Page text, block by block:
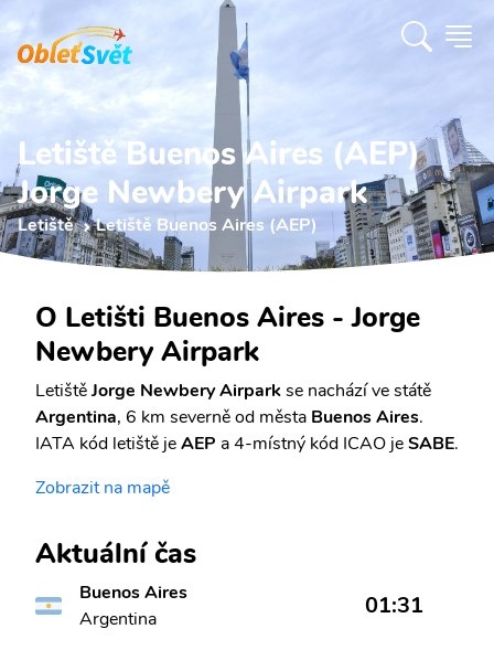
Letiště Buenos Aires (AEP)
Jorge Newbery Airpark
Letiště Letiště Buenos Aires (AEP)
O Letišti Buenos Aires - Jorge
Newbery Airpark
LetištěJorge Newbery Airparkse nachází ve státě
Argentina, 6 km severně od města Buenos Aires.
IATA kód letiště jeAEP a 4-místný kód ICAO jeSABE.
Zobrazit na mapě
Aktuální čas
Buenos Aires
Argentina
01:31